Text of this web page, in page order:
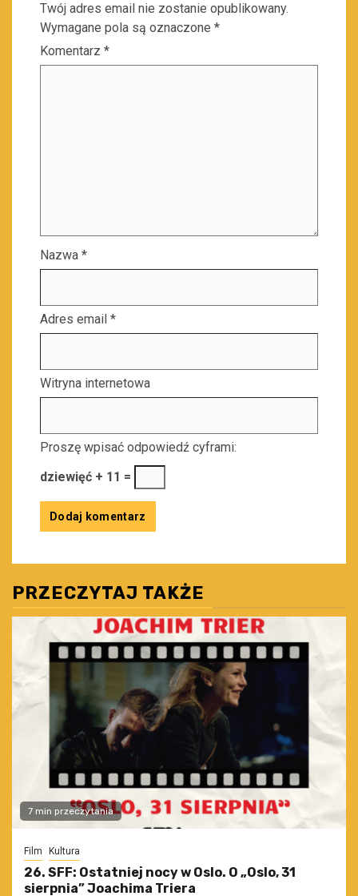
Twój adres email nie zostanie opublikowany.
Wymagane pola są oznaczone *
Komentarz *
Nazwa *
Adres email *
Witryna internetowa
Proszę wpisać odpowiedź cyframi:
dziewięć + 11 =
PRZECZYTAJ TAKŻE
7 min przeczytania
Film Kultura
26. SFF: Ostatniej nocy w Oslo. O „Oslo, 31
sierpnia” Joachima Triera